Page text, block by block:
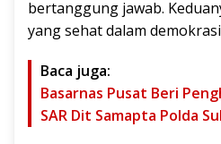
bertanggung jawab.
yang sehat dalam
Baca juga:
Basarnas Pusat Beri
SAR Dit Samapta Polda